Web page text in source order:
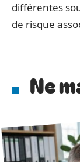
différentes
de risque
Ne